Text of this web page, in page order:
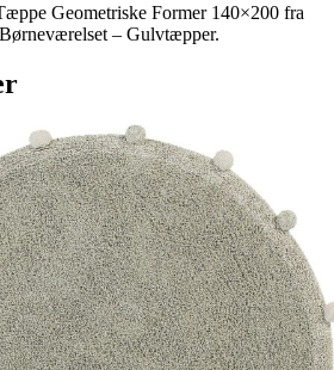
Geometriske Former 140×200 fra
– Gulvtæpper.